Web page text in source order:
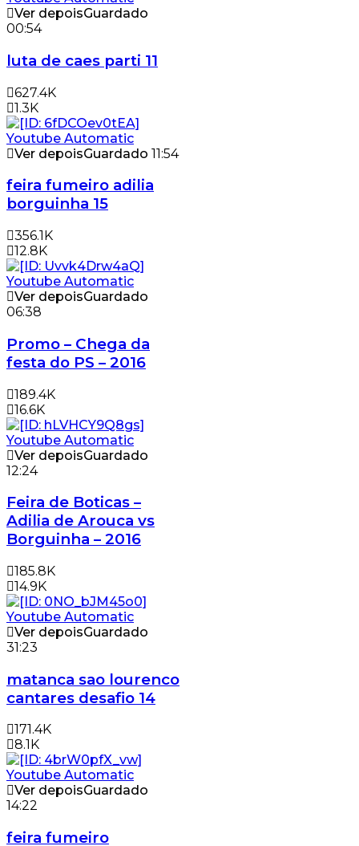
Ver depoisGuardado
00:54
luta de caes parti 11
627.4K
1.3K
Ver depoisGuardado 11:54
feira fumeiro adilia
borguinha 15
356.1K
12.8K
Ver depoisGuardado
06:38
Promo – Chega da
festa do PS – 2016
189.4K
16.6K
Ver depoisGuardado
12:24
Feira de Boticas –
Adilia de Arouca vs
Borguinha – 2016
185.8K
14.9K
Ver depoisGuardado
31:23
matanca sao lourenco
cantares desafio 14
171.4K
8.1K
Ver depoisGuardado
14:22
feira fumeiro